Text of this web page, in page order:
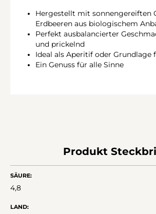
Hergestellt mit sonnengereiften
Erdbeeren aus biologischem
Perfekt ausbalancierter
und prickelnd
Ideal als Aperitif oder Grundlage
Ein Genuss für alle Sinne
Produkt
SÄURE:
4,8
LAND: